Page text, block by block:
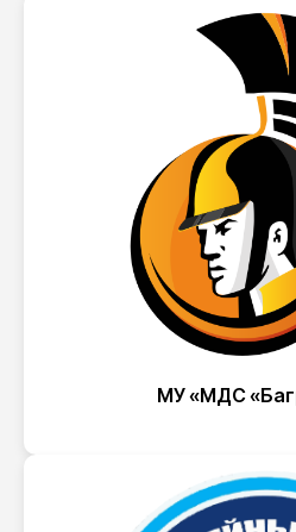
МУ «МДС